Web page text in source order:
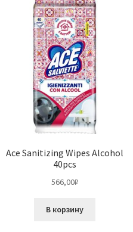
Ace Sanitizing Wipes Alcohol
40pcs
566,00₽
В корзину